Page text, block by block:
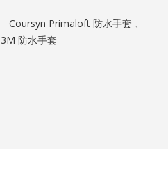
Coursyn Primaloft 防水手套 、
防水手套